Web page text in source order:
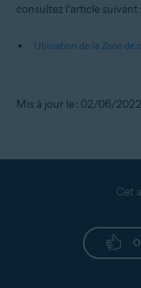
consultez l’article suivant :
Utilisation de la Zone de
Mis à jour le : 02/06/2022
Cet